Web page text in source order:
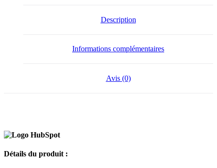
Description
Informations complémentaires
Avis (0)
Détails du produit :